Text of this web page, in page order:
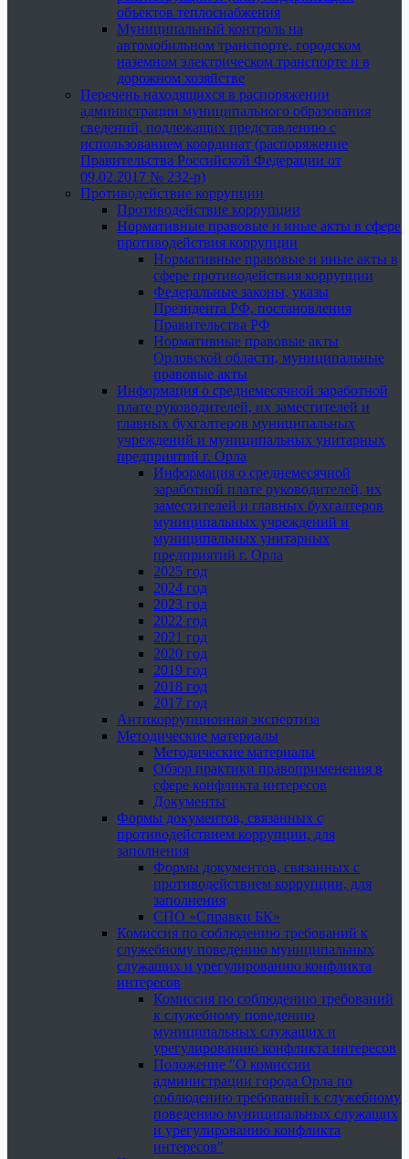
объектов теплоснабжения
Муниципальный контроль на
автомобильном транспорте, городском
наземном электрическом транспорте и в
дорожном хозяйстве
Перечень находящихся в распоряжении
администрации муниципального образования
сведений, подлежащих представлению с
использованием координат (распоряжение
Правительства Российской Федерации от
09.02.2017 № 232-р)
Противодействие коррупции
Противодействие коррупции
Нормативные правовые и иные акты в сфере
противодействия коррупции
Нормативные правовые и иные акты в
сфере противодействия коррупции
Федеральные законы, указы
Президента РФ, постановления
Правительства РФ
Нормативные правовые акты
Орловской области, муниципальные
правовые акты
Информация о среднемесячной заработной
плате руководителей, их заместителей и
главных бухгалтеров муниципальных
учреждений и муниципальных унитарных
предприятий г. Орла
Информация о среднемесячной
заработной плате руководителей, их
заместителей и главных бухгалтеров
муниципальных учреждений и
муниципальных унитарных
предприятий г. Орла
2025 год
2024 год
2023 год
2022 год
2021 год
2020 год
2019 год
2018 год
2017 год
Антикоррупционная экспертиза
Методические материалы
Методические материалы
Обзор практики правоприменения в
сфере конфликта интересов
Документы
Формы документов, связанных с
противодействием коррупции, для
заполнения
Формы документов, связанных с
противодействием коррупции, для
заполнения
СПО «Справки БК»
Комиссия по соблюдению требований к
служебному поведению муниципальных
служащих и урегулированию конфликта
интересов
Комиссия по соблюдению требований
к служебному поведению
муниципальных служащих и
урегулированию конфликта интересов
Положение "О комиссии
администрации города Орла по
соблюдению требований к служебному
поведению муниципальных служащих
и урегулированию конфликта
интересов"